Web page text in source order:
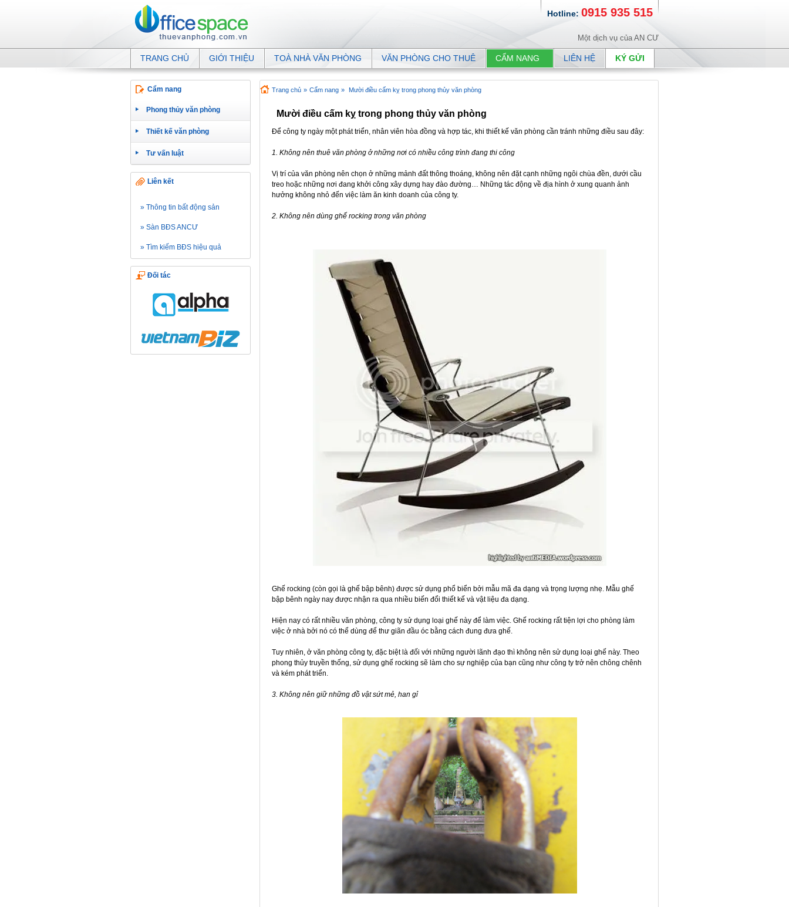
Hotline: 0915 935 515
Một dịch vụ của AN CƯ
TRANG CHỦ GIỚI THIỆU TOÀ NHÀ VĂN PHÒNG VĂN PHÒNG CHO THUÊ CẨM NANG LIÊN HỆ KÝ GỬI
Cẩm nang
Phong thủy văn phòng
Thiết kế văn phòng
Tư vấn luật
Liên kết
» Thông tin bất động sản
» Sàn BĐS ANCƯ
» Tìm kiếm BĐS hiệu quả
Đối tác
Trang chủ » Cẩm nang » Mười điều cấm kỵ trong phong thủy văn phòng
Mười điều cấm kỵ trong phong thủy văn phòng
Để công ty ngày một phát triển, nhân viên hòa đồng và hợp tác, khi thiết kế văn phòng cần tránh những điều sau đây:
1. Không nên thuê văn phòng ở những nơi có nhiều công trình đang thi công
Vị trí của văn phòng nên chọn ở những mảnh đất thông thoáng, không nên đặt cạnh những ngôi chùa đền, dưới cầu
treo hoặc những nơi đang khởi công xây dựng hay đào đường… Những tác động về địa hình ở xung quanh ảnh
hưởng không nhỏ đến việc làm ăn kinh doanh của công ty.
2. Không nên dùng ghế rocking trong văn phòng
Ghế rocking (còn gọi là ghế bập bênh) được sử dụng phổ biển bởi mẫu mã đa dạng và trọng lượng nhẹ. Mẫu ghế
bập bênh ngày nay được nhận ra qua nhiều biến đổi thiết kế và vật liệu đa dạng.
Hiện nay có rất nhiều văn phòng, công ty sử dụng loại ghế này để làm việc. Ghế rocking rất tiện lợi cho phòng làm
việc ở nhà bởi nó có thể dùng để thư giãn đầu óc bằng cách đung đưa ghế.
Tuy nhiên, ở văn phòng công ty, đặc biệt là đối với những người lãnh đạo thì không nên sử dụng loại ghế này. Theo
phong thủy truyền thống, sử dụng ghế rocking sẽ làm cho sự nghiệp của bạn cũng như công ty trở nên chông chênh
và kém phát triển.
3. Không nên giữ những đồ vật sứt mẻ, han gỉ